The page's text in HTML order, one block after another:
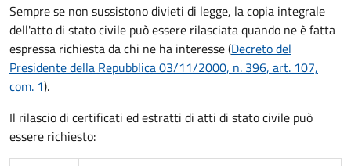
Sempre se non sussistono divieti di legge, la copia integrale
dell'atto di stato civile può essere rilasciata quando ne è fatta
espressa richiesta da chi ne ha interesse (Decreto del
Presidente della Repubblica 03/11/2000, n. 396, art. 107,
com. 1).
Il rilascio di certificati ed estratti di atti di stato civile può
essere richiesto: